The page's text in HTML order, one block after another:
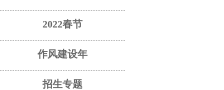
2022春节
作风建设年
招生专题